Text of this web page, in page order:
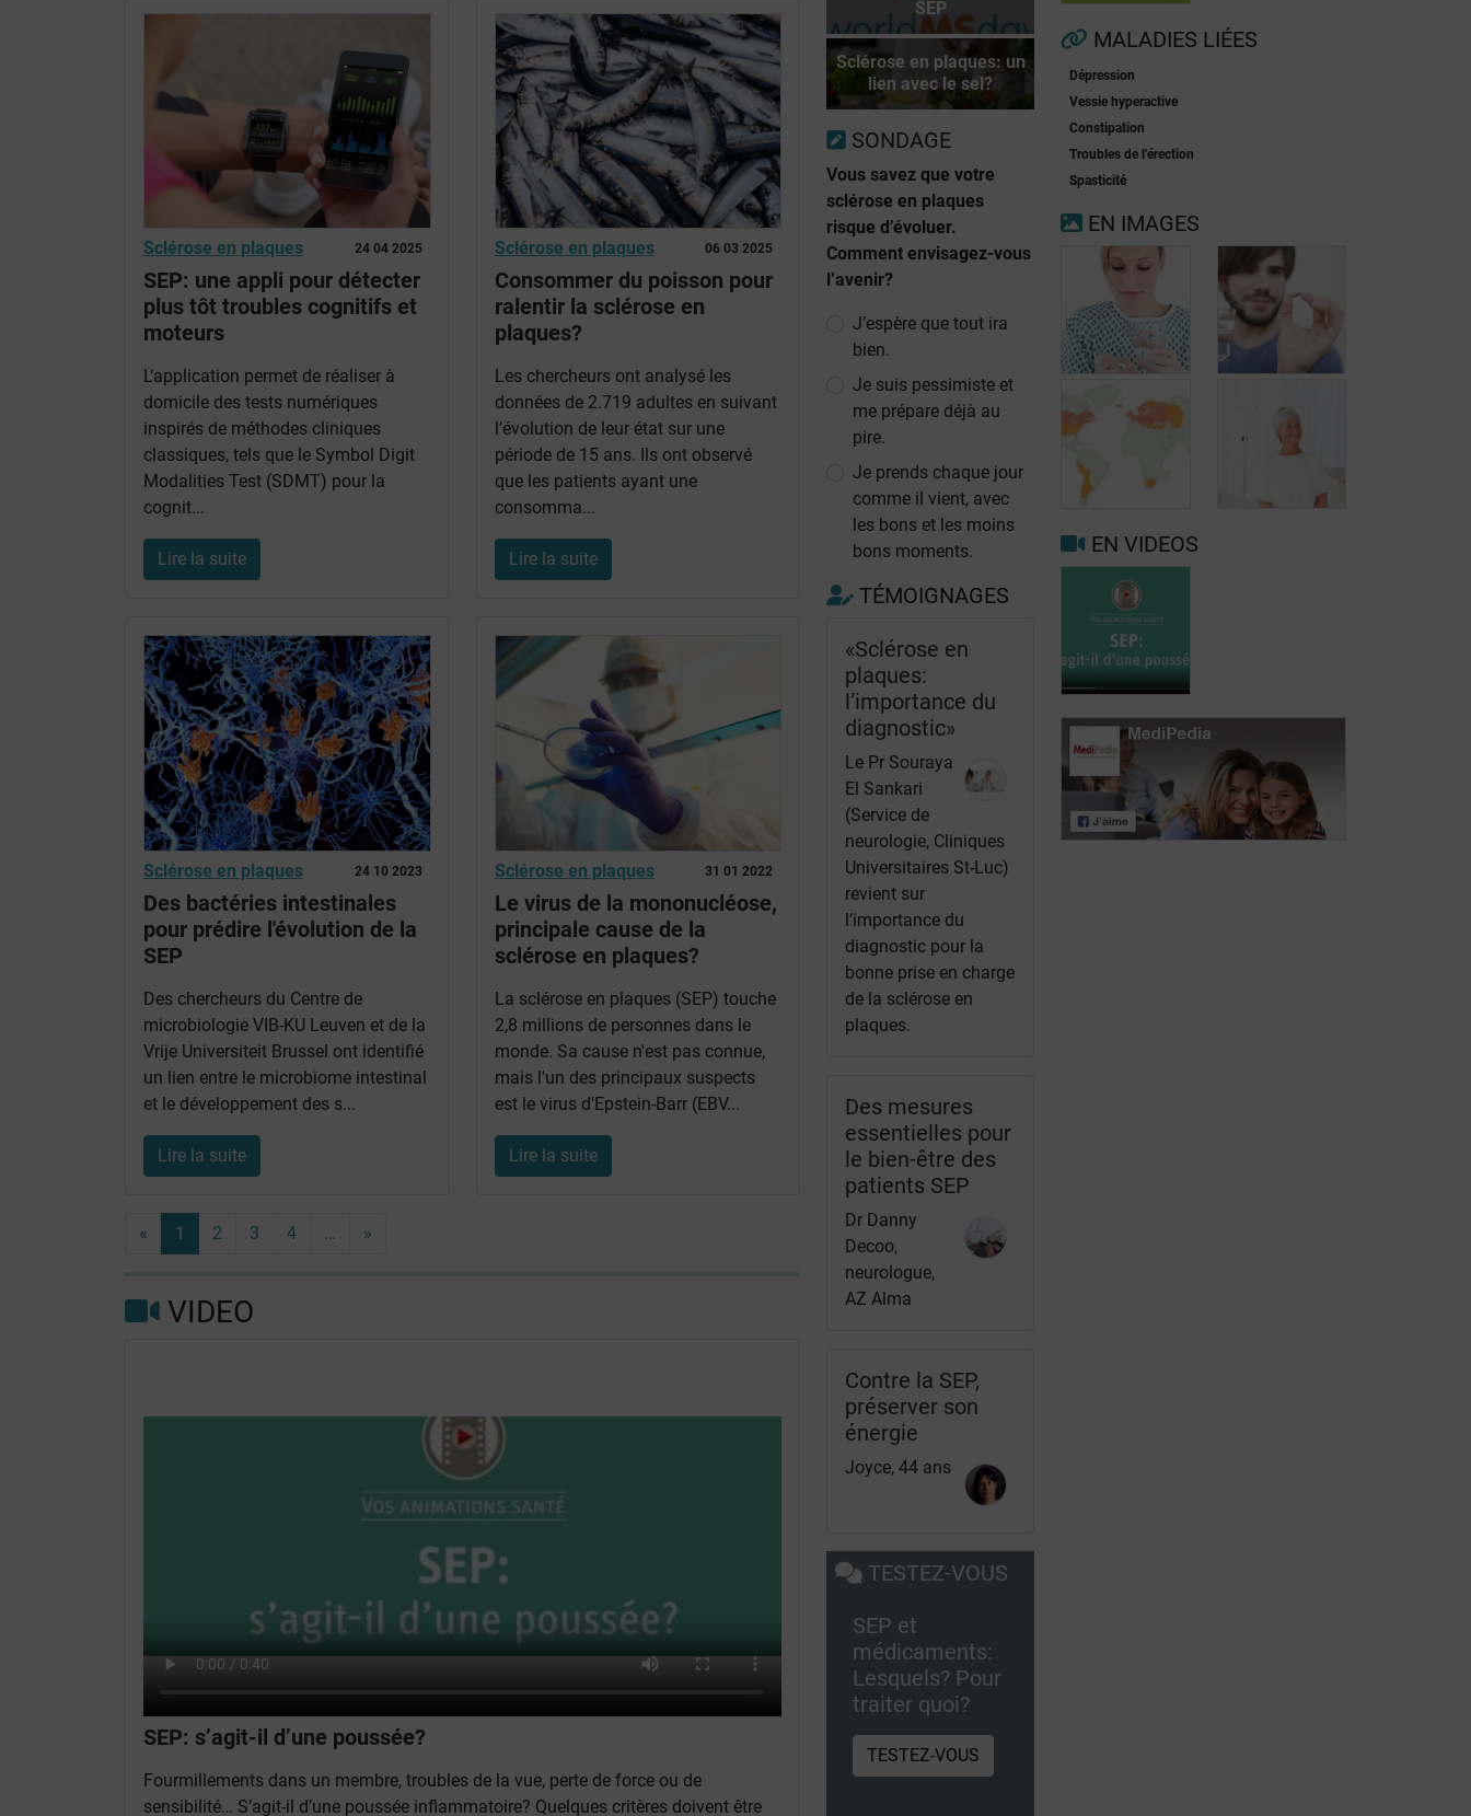
24 04 2025
Sclérose en plaques
SEP: une appli pour détecter
plus tôt troubles cognitifs et
moteurs
L’application permet de réaliser à
domicile des tests numériques
inspirés de méthodes cliniques
classiques, tels que le Symbol Digit
Modalities Test (SDMT) pour la
cognit...
Lire la suite
06 03 2025
Sclérose en plaques
Consommer du poisson pour
ralentir la sclérose en
plaques?
Les chercheurs ont analysé les
données de 2.719 adultes en suivant
l’évolution de leur état sur une
période de 15 ans. Ils ont observé
que les patients ayant une
consomma...
Lire la suite
24 10 2023
Sclérose en plaques
Des bactéries intestinales
pour prédire l'évolution de la
SEP
Des chercheurs du Centre de
microbiologie VIB-KU Leuven et de la
Vrije Universiteit Brussel ont identifié
un lien entre le microbiome intestinal
et le développement des s...
Lire la suite
31 01 2022
Sclérose en plaques
Le virus de la mononucléose,
principale cause de la
sclérose en plaques?
La sclérose en plaques (SEP) touche
2,8 millions de personnes dans le
monde. Sa cause n'est pas connue,
mais l'un des principaux suspects
est le virus d'Epstein-Barr (EBV...
Lire la suite
« 1 2 3 4 … »
VIDEO
SEP: s’agit-il d’une poussée?
Fourmillements dans un membre, troubles de la vue, perte de force ou de
sensibilité… S’agit-il d’une poussée inflammatoire? Quelques critères doivent être
SEP
Sclérose en plaques: un
lien avec le sel?
SONDAGE
Vous savez que votre
sclérose en plaques
risque d’évoluer.
Comment envisagez-vous
l’avenir?
J’espère que tout ira
bien.
Je suis pessimiste et
me prépare déjà au
pire.
Je prends chaque jour
comme il vient, avec
les bons et les moins
bons moments.
TÉMOIGNAGES
«Sclérose en
plaques:
l’importance du
diagnostic»
Le Pr Souraya
El Sankari
(Service de
neurologie, Cliniques
Universitaires St-Luc)
revient sur
l’importance du
diagnostic pour la
bonne prise en charge
de la sclérose en
plaques.
Des mesures
essentielles pour
le bien-être des
patients SEP
Dr Danny
Decoo,
neurologue,
AZ Alma
Contre la SEP,
préserver son
énergie
Joyce, 44 ans
TESTEZ-VOUS
SEP et
médicaments:
Lesquels? Pour
traiter quoi?
TESTEZ-VOUS
auriculaire
Insuffisance
pancréatique
exocrine
MALADIES LIÉES
Dépression
Vessie hyperactive
Constipation
Troubles de l'érection
Spasticité
EN IMAGES
Traitement oral
dyméthyl
fumarate
Traitement de la
natalizumab
(Tysabri®)
Impact de
l’’environnement
dans
l’apparition de
la SEP
EN VIDEOS
SEP: s’agit-il
d’une
poussée?